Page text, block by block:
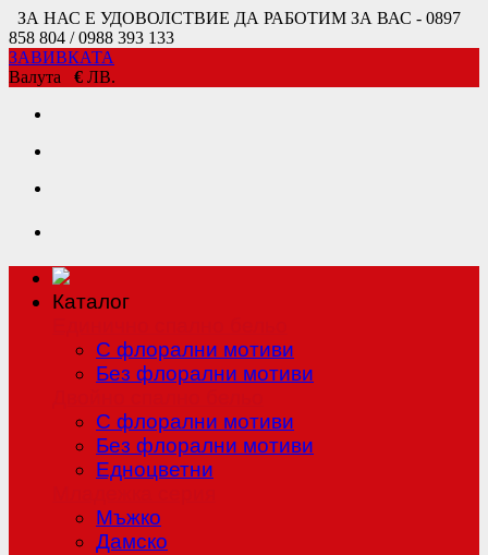
ЗА НАС Е УДОВОЛСТВИЕ ДА РАБОТИМ ЗА ВАС - 0897
858 804 / 0988 393 133
ЗАВИВКАТА
Валута € ЛВ.
Каталог
С флорални мотиви
Без флорални мотиви
С флорални мотиви
Без флорални мотиви
Едноцветни
Мъжко
Дамско